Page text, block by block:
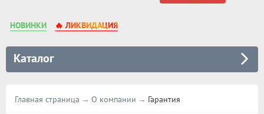
НОВИНКИ 🔥 ЛИКВИДАЦИЯ
Каталог
Главная страница О компании Гарантия